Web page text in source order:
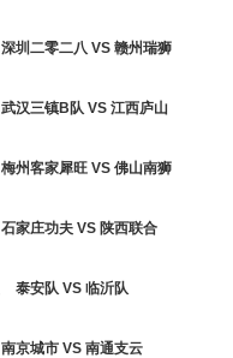
深圳二零二八 VS 赣州瑞狮
武汉三镇B队 VS 江西庐山
梅州客家犀旺 VS 佛山南狮
石家庄功夫 VS 陕西联合
泰安队 VS 临沂队
南京城市 VS 南通支云